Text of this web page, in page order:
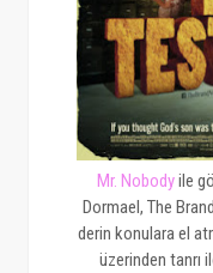
Mr. Nobodyile
Dormael, The
derin konulara el
üzerinden tanrı